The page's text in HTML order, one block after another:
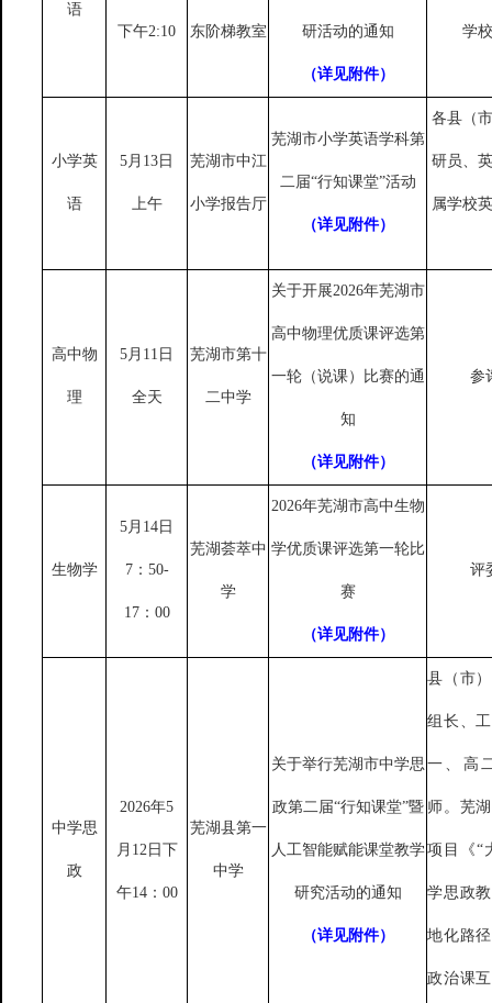
语
下午2:10 东阶梯教室 研活动的通知
（详见附件）
学
小学英
语
5月13日
上午
芜湖市中江
小学报告厅
芜湖市小学英语学科第
二届“行知课堂”活动
（详见附件）
各县（
研员、
属学校
高中物
理
5月11日
全天
芜湖市第十
二中学
关于开展2026年芜湖市
高中物理优质课评选第
一轮（说课）比赛的通
知
（详见附件）
参
生物学
5月14日
7：50-
17：00
芜湖荟萃中
学
2026年芜湖市高中生物
学优质课评选第一轮比
赛
（详见附件）
评
中学思
政
2026年5
月12日下
午14：00
芜湖县第一
中学
关于举行芜湖市中学思
政第二届“行知课堂”暨
人工智能赋能课堂教学
研究活动的通知
（详见附件）
县（市
组长、
一、高
师。芜
项目《“
学思政
地化路
政治课